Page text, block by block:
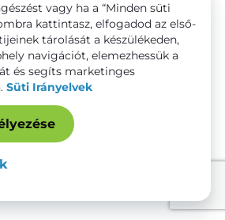
vagy ha a “Minden süti
kattintasz, elfogadod az első-
tárolását a készülékeden,
navigációt, elemezhessük a
és segíts marketinges
Süti Irányelvek